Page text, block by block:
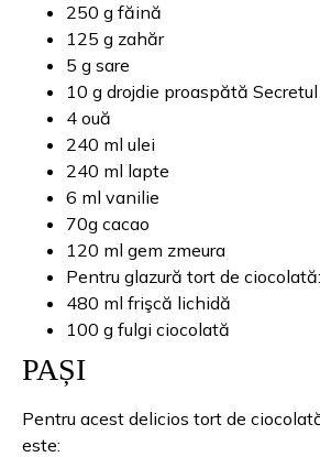
250 g făină
125 g zahăr
5 g sare
10 g drojdie proaspătă
4 ouă
240 ml ulei
240 ml lapte
6 ml vanilie
70g cacao
120 ml gem zmeura
Pentru glazură tort de ciocolată:
480 ml frişcă lichidă
100 g fulgi ciocolată
PAȘI
Pentru acest delicios tort de
este: